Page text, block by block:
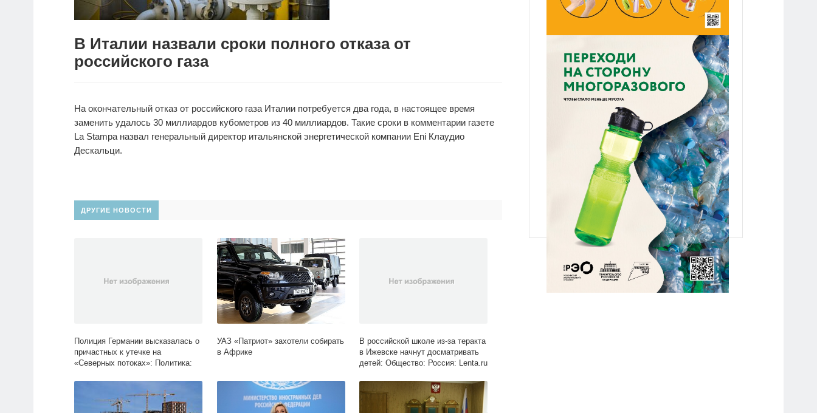
В Италии назвали сроки полного отказа от
российского газа
На окончательный отказ от российского газа Италии потребуется два года, в настоящее время
заменить удалось 30 миллиардов кубометров из 40 миллиардов. Такие сроки в комментарии газете
La Stampa назвал генеральный директор итальянской энергетической компании Eni Клаудио
Дескальци.
ДРУГИЕ НОВОСТИ
Полиция Германии высказалась о
причастных к утечке на
«Северных потоках»: Политика:
УАЗ «Патриот» захотели собирать
в Африке
В российской школе из-за теракта
в Ижевске начнут досматривать
детей: Общество: Россия: Lenta.ru